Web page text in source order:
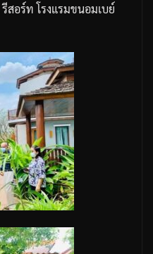
รีสอร์ท โรงแรมขนอมเบย์